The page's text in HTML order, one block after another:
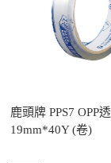
鹿頭牌 PPS7 OPP
19mm*40Y (卷)